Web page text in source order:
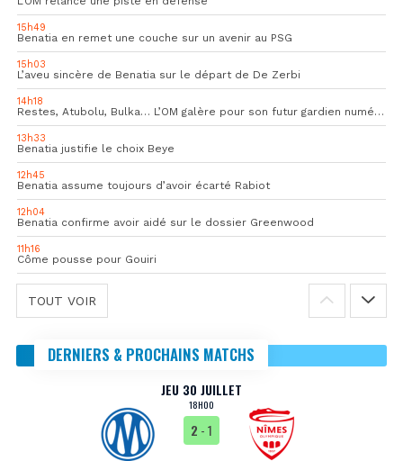
15h49
Benatia en remet une couche sur un avenir au PSG
15h03
L’aveu sincère de Benatia sur le départ de De Zerbi
14h18
Restes, Atubolu, Bulka… L’OM galère pour son futur gardien numéro 1
13h33
Benatia justifie le choix Beye
12h45
Benatia assume toujours d’avoir écarté Rabiot
12h04
Benatia confirme avoir aidé sur le dossier Greenwood
11h16
Côme pousse pour Gouiri
TOUT VOIR
DERNIERS & PROCHAINS MATCHS
JEU 30 JUILLET
18H00
2 - 1